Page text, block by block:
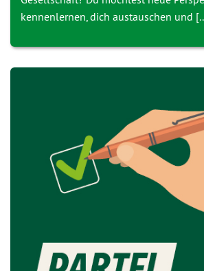
kennenlernen, dich austauschen und